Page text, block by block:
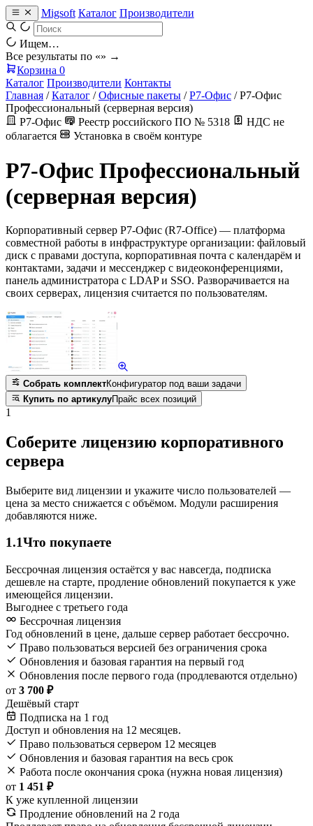
Migsoft Каталог Производители
Ищем…
Все результаты по «» →
Корзина 0
Каталог Производители Контакты
Главная / Каталог / Офисные пакеты / Р7-Офис / Р7-Офис
Профессиональный (серверная версия)
Р7-Офис
Реестр российского ПО № 5318
НДС не
облагается
Установка в своём контуре
Р7-Офис Профессиональный
(серверная версия)
Корпоративный сервер Р7-Офис (R7-Office) — платформа
совместной работы в инфраструктуре организации: файловый
диск с правами доступа, корпоративная почта с календарём и
контактами, задачи и мессенджер с видеоконференциями,
панель администратора с LDAP и SSO. Разворачивается на
своих серверах, лицензия считается по пользователям.
Собрать комплектКонфигуратор под ваши задачи
Купить по артикулуПрайс всех позиций
1
Соберите лицензию корпоративного
сервера
Выберите вид лицензии и укажите число пользователей —
цена за место снижается с объёмом. Модули расширения
добавляются ниже.
1.1Что покупаете
Бессрочная лицензия остаётся у вас навсегда, подписка
дешевле на старте, продление обновлений покупается к уже
имеющейся лицензии.
Выгоднее с третьего года
Бессрочная лицензия
Год обновлений в цене, дальше сервер работает бессрочно.
Право пользоваться версией без ограничения срока
Обновления и базовая гарантия на первый год
Обновления после первого года (продлеваются отдельно)
от 3 700 ₽
Дешёвый старт
Подписка на 1 год
Доступ и обновления на 12 месяцев.
Право пользоваться сервером 12 месяцев
Обновления и базовая гарантия на весь срок
Работа после окончания срока (нужна новая лицензия)
от 1 451 ₽
К уже купленной лицензии
Продление обновлений на 2 года